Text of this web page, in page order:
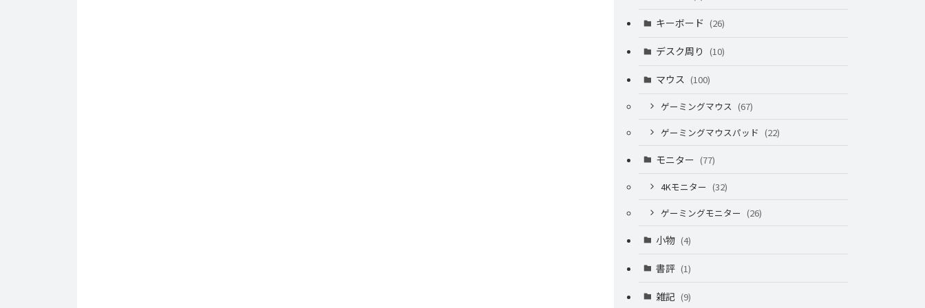
キーボード (26)
デスク周り (10)
マウス (100)
ゲーミングマウス (67)
ゲーミングマウスパッド (22)
モニター (77)
4Kモニター (32)
ゲーミングモニター (26)
小物 (4)
書評 (1)
雑記 (9)